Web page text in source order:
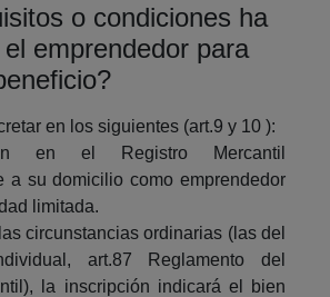
o condiciones ha
emprendedor para
en los siguientes (art.9 y 10 ):
en el Registro Mercantil
a su domicilio como emprendedor
limitada.
circunstancias ordinarias (las del
art.87 Reglamento del
la inscripción indicará el bien